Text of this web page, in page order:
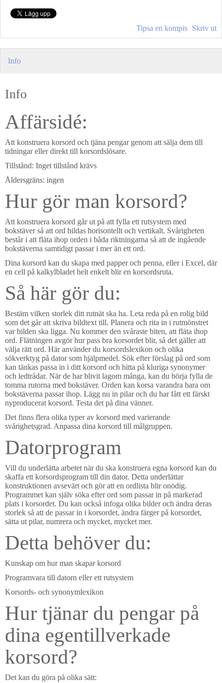
Tipsa en kompis Skriv ut
Info
Info
Affärsidé:
Att konstruera korsord och tjäna pengar genom att sälja dem till
tidningar eller direkt till korsordslösare.
Tillstånd: Inget tillstånd krävs
Åldersgräns: ingen
Hur gör man korsord?
Att konstruera korsord går ut på att fylla ett rutsystem med
bokstäver så att ord bildas horisontellt och vertikalt. Svårigheten
består i att fläta ihop orden i båda riktningarna så att de ingående
bokstäverna samtidigt passar i mer än ett ord.
Dina korsord kan du skapa med papper och penna, eller i Excel, där
en cell på kalkylbladet helt enkelt blir en korsordsruta.
Så här gör du:
Bestäm vilken storlek ditt rutnät ska ha. Leta reda på en rolig bild
som det går att skriva bildtext till. Planera och rita in i rutmönstret
var bilden ska ligga. Nu kommer den svåraste biten, att fläta ihop
ord. Flätningen avgör hur pass bra korsordet blir, så det gäller att
välja rätt ord. Här använder du korsordslexikon och olika
sökverktyg på dator som hjälpmedel. Sök efter förslag på ord som
kan tänkas passa in i ditt korsord och hitta på kluriga synonymer
och ledtrådar. När de har blivit lagom många, kan du börja fylla de
tomma rutorna med bokstäver. Orden kan korsa varandra bara om
bokstäverna passar ihop. Lägg nu in pilar och du har fått ett färskt
nyproducerat korsord. Testa det på dina vänner.
Det finns flera olika typer av korsord med varierande
svårighetsgrad. Anpassa dina korsord till målgruppen.
Datorprogram
Vill du underlätta arbetet när du ska konstruera egna korsord kan du
skaffa ett korsordsprogram till din dator. Detta underlättar
konstruktionen avsevärt och gör att en ordlista blir onödig.
Programmet kan själv söka efter ord som passar in på markerad
plats i korsordet. Du kan också infoga olika bilder och ändra deras
storlek så att de passar in i korsordet, ändra färger på korsordet,
sätta ut pilar, numrera och mycket, mycket mer.
Detta behöver du:
Kunskap om hur man skapar korsord
Programvara till datorn eller ett rutsystem
Korsords- och synonymlexikon
Hur tjänar du pengar på
dina egentillverkade
korsord?
Det kan du göra på olika sätt: